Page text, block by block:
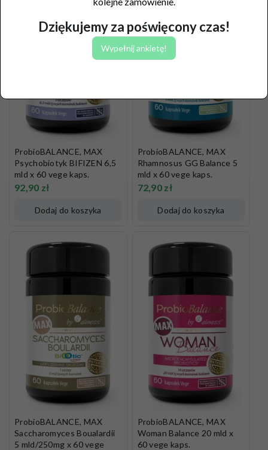
ProbioBALANCE, MAX
Psychobiotyk BIFIZEN 6,5
mld x 60 vege kaps.
92,90 zł
Dodaj do koszyka
ProbioBALANCE, MAX
Rhamnosus GG Balance 5
mld x 60 vege kaps.
72,90 zł
Dodaj do koszyka
ProbioBALANCE, MAX
Saccharomyces Boualardii
5 mld/250mg x 60 vege
ProbioBALANCE, MAX
Woman Balance 20 mld x
60 vege kaps.
Dziękujemy za poświęcony czas!
Wypełnij ankietę!